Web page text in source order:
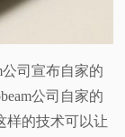
公司宣布自家的
公司自家的
样的技术可以让